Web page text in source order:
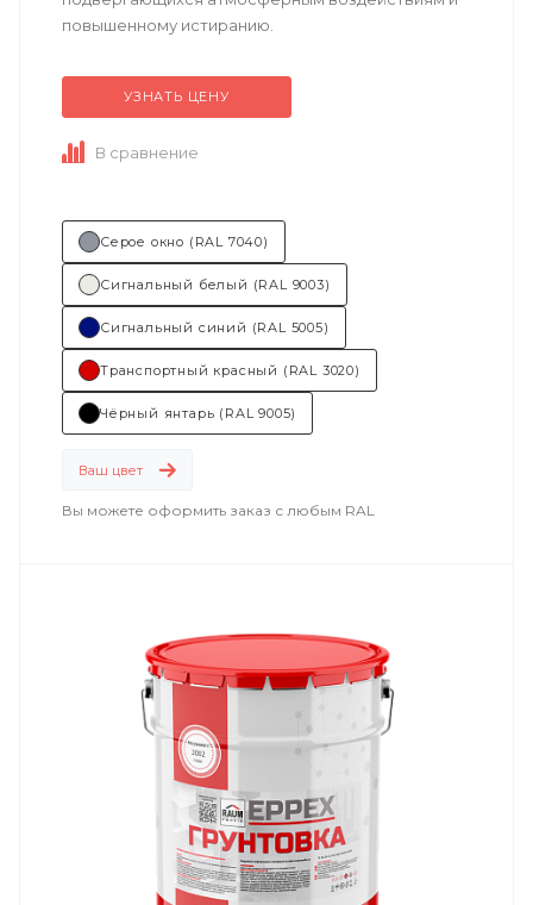
повышенному истиранию.
Техническое описание
УЗНАТЬ ЦЕНУ
В сравнение
Серое окно (RAL 7040)
Сигнальный белый (RAL 9003)
Сигнальный синий (RAL 5005)
Транспортный красный (RAL 3020)
Чёрный янтарь (RAL 9005)
Ваш цвет
Вы можете оформить заказ с любым RAL